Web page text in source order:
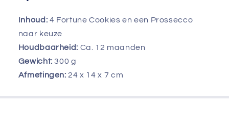
Inhoud: 4 Fortune Cookies en een Prossecco
naar keuze
Houdbaarheid: Ca. 12 maanden
Gewicht: 300 g
Afmetingen:24 x 14 x 7 cm